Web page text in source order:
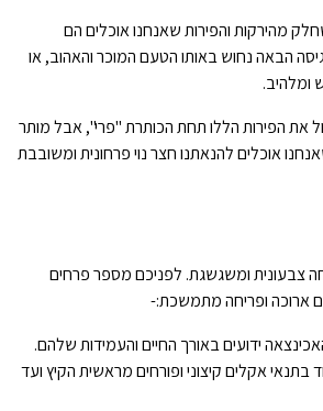
מהירקות והפירות שאנחנו אוכלים הם
הבאה נחוש באותו הטעם המוכר והאהוב, או
ומלהיב.
את הפירות הללו תחת הכותרת "פרי", אבל מותר
אוכלים להנאתנו חצר נוי פרחונית ומשובבת
צבעונית ומשגשגת. לפניכם מספר פרחים
ארוכה ופריחה מתמשכת:-
ידועים באורך החיים והעמידות שלהם.
בתנאי אקלים קיצוני ופורחים מראשית הקיץ ועד